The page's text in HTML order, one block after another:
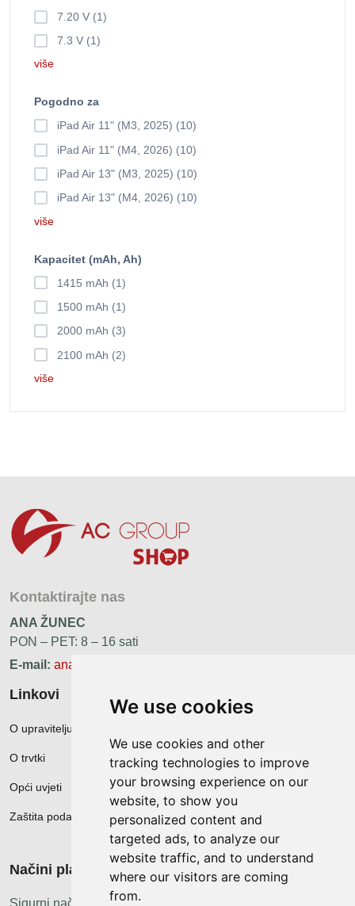
We use cookies
We use cookies and other
tracking technologies to improve
your browsing experience on our
website, to show you
personalized content and
targeted ads, to analyze our
website traffic, and to understand
where our visitors are coming
from.
7.20 V (1)
7.3 V (1)
više
Pogodno za
iPad Air 11" (M3, 2025) (10)
iPad Air 11" (M4, 2026) (10)
iPad Air 13" (M3, 2025) (10)
iPad Air 13" (M4, 2026) (10)
više
Kapacitet (mAh, Ah)
1415 mAh (1)
1500 mAh (1)
2000 mAh (3)
2100 mAh (2)
više
Kontaktirajte nas
ANA ŽUNEC
PON – PET: 8 – 16 sati
E-mail: ana.zunec@ac-group.hr
Linkovi
O upravitelju web portala
O trvtki
Opći uvjeti
Zaštita podataka
Načini plačanja
Sigurni načini plaćanja